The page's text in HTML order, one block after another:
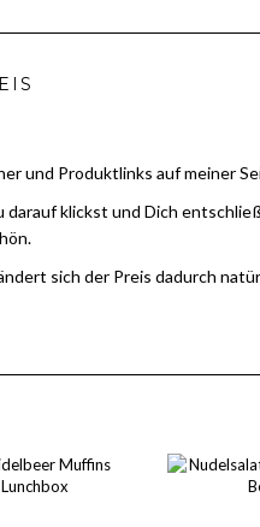
und Produktlinks auf meiner
darauf klickst und Dich
sich der Preis dadurch